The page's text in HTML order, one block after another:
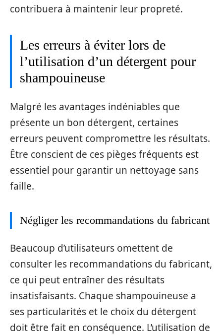
contribuera à maintenir leur propreté.
Les erreurs à éviter lors de
l’utilisation d’un détergent pour
shampouineuse
Malgré les avantages indéniables que
présente un bon détergent, certaines
erreurs peuvent compromettre les résultats.
Être conscient de ces pièges fréquents est
essentiel pour garantir un nettoyage sans
faille.
Négliger les recommandations du fabricant
Beaucoup d’utilisateurs omettent de
consulter les recommandations du fabricant,
ce qui peut entraîner des résultats
insatisfaisants. Chaque shampouineuse a
ses particularités et le choix du détergent
doit être fait en conséquence. L’utilisation de